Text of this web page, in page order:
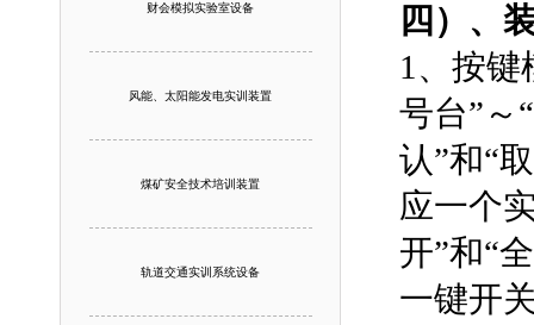
财会模拟实验室设备
风能、太阳能发电实训装置
煤矿安全技术培训装置
轨道交通实训系统设备
四）、
1、按键
号台”～
认”和“
应一个
开”和“
一键开